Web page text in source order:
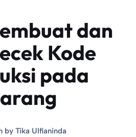
dan
Kode
pada
by Tika Ulfianinda